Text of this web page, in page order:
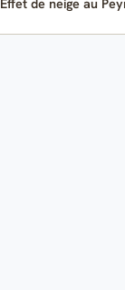
Effet de neige au